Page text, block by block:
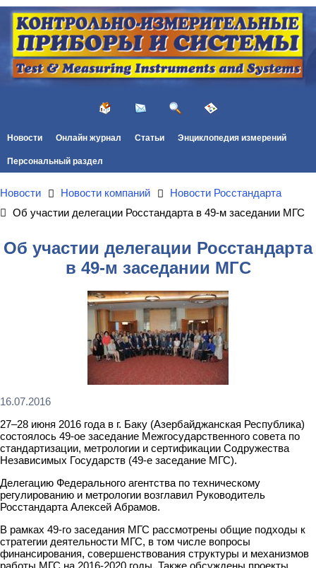
Новости Онлайн журнал Статьи Энциклопедия измерений
Персональный раздел
Новости Новости компаний
Новости Росстандарта
Об участии делегации Росстандарта в 49-м заседании МГС
Об участии делегации Росстандарта
в 49-м заседании МГС
16.07.2016
27–28 июня 2016 года в г. Баку (Азербайджанская Республика)
состоялось 49-ое заседание Межгосударственного совета по
стандартизации, метрологии и сертификации Содружества
Независимых Государств (49-е заседание МГС).
Делегацию Федерального агентства по техническому
регулированию и метрологии возглавил Руководитель
Росстандарта Алексей Абрамов.
В рамках 49-го заседания МГС рассмотрены общие подходы к
стратегии деятельности МГС, в том числе вопросы
финансирования, совершенствования структуры и механизмов
работы МГС на 2016-2020 годы. Также обсуждены проекты